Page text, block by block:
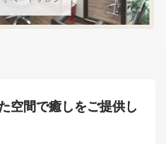
空間で癒しをご提供し